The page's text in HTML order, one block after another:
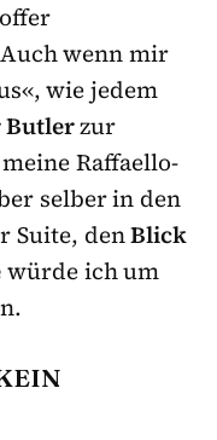
wenn mir
wie jedem
Butlerzur
Raffaello-
selber in den
Suite, denBlick
würde ich um